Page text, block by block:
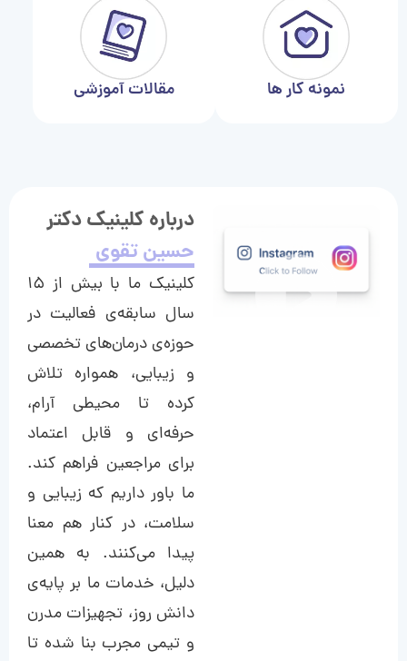
نمونه کار ها مقالات آموزشی
درباره کلینیک دکتر
حسین تقوی
کلینیک ما با بیش از ۱۵
سال سابقه‌ی فعالیت در
حوزه‌ی درمان‌های تخصصی
و زیبایی، همواره تلاش
کرده تا محیطی آرام،
حرفه‌ای و قابل اعتماد
برای مراجعین فراهم کند.
ما باور داریم که زیبایی و
سلامت، در کنار هم معنا
پیدا می‌کنند. به همین
دلیل، خدمات ما بر پایه‌ی
دانش روز، تجهیزات مدرن
و تیمی مجرب بنا شده تا